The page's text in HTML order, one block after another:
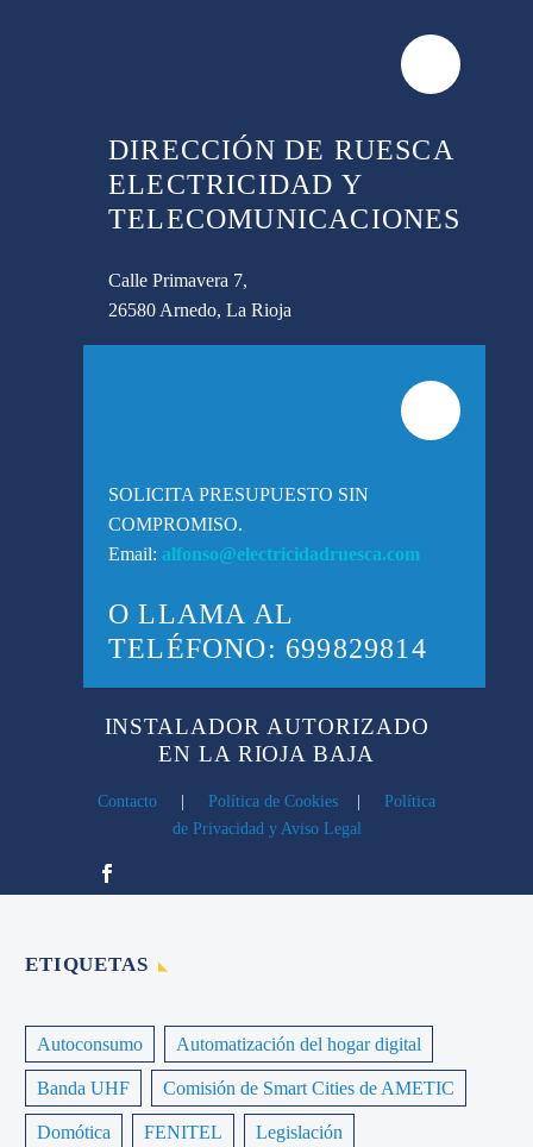
DIRECCIÓN DE RUESCA
ELECTRICIDAD Y
TELECOMUNICACIONES
Calle Primavera 7,
26580 Arnedo, La Rioja
SOLICITA PRESUPUESTO SIN
COMPROMISO.
Email: alfonso@electricidadruesca.com
O LLAMA AL
TELÉFONO: 699829814
INSTALADOR AUTORIZADO
EN LA RIOJA BAJA
Contacto Política de Cookies
Política
de Privacidad y Aviso Legal
ETIQUETAS
Autoconsumo Automatización del hogar digital
Banda UHF Comisión de Smart Cities de AMETIC
Domótica FENITEL Legislación